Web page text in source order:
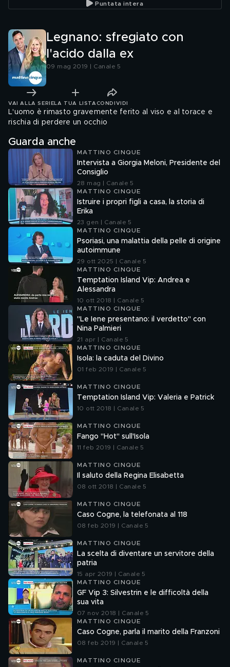
Puntata intera
Legnano: sfregiato con
l'acido dalla ex
09 mag 2019 | Canale 5
VAI ALLA SERIE LA TUA LISTA CONDIVIDI
L'uomo è rimasto gravemente ferito al viso e al torace e
rischia di perdere un occhio
Guarda anche
MATTINO CINQUE
Intervista a Giorgia Meloni, Presidente del
Consiglio
28 mag | Canale 5
MATTINO CINQUE
Istruire i propri figli a casa, la storia di
Erika
23 gen | Canale 5
MATTINO CINQUE
Psoriasi, una malattia della pelle di origine
autoimmune
29 ott 2025 | Canale 5
MATTINO CINQUE
Temptation Island Vip: Andrea e
Alessandra
10 ott 2018 | Canale 5
MATTINO CINQUE
"Le Iene presentano: il verdetto" con
Nina Palmieri
21 apr | Canale 5
MATTINO CINQUE
Isola: la caduta del Divino
01 feb 2019 | Canale 5
MATTINO CINQUE
Temptation Island Vip: Valeria e Patrick
10 ott 2018 | Canale 5
MATTINO CINQUE
Fango "Hot" sull'Isola
11 feb 2019 | Canale 5
MATTINO CINQUE
Il saluto della Regina Elisabetta
08 ott 2018 | Canale 5
MATTINO CINQUE
Caso Cogne, la telefonata al 118
08 feb 2019 | Canale 5
MATTINO CINQUE
La scelta di diventare un servitore della
patria
15 apr 2019 | Canale 5
MATTINO CINQUE
GF Vip 3: Silvestrin e le difficoltà della
sua vita
07 nov 2018 | Canale 5
MATTINO CINQUE
Caso Cogne, parla il marito della Franzoni
08 feb 2019 | Canale 5
MATTINO CINQUE